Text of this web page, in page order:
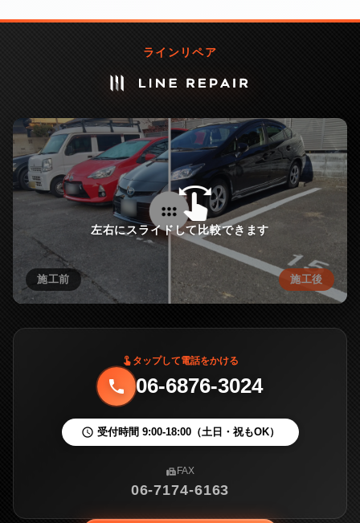
ラインリペア
施工後
施工前
drag_indicator
swipe
左右にスライドして比較できます
touch_app タップして電話をかける
phone 06-6876-3024
schedule 受付時間 9:00-18:00（土日・祝もOK）
fax FAX
06-7174-6163